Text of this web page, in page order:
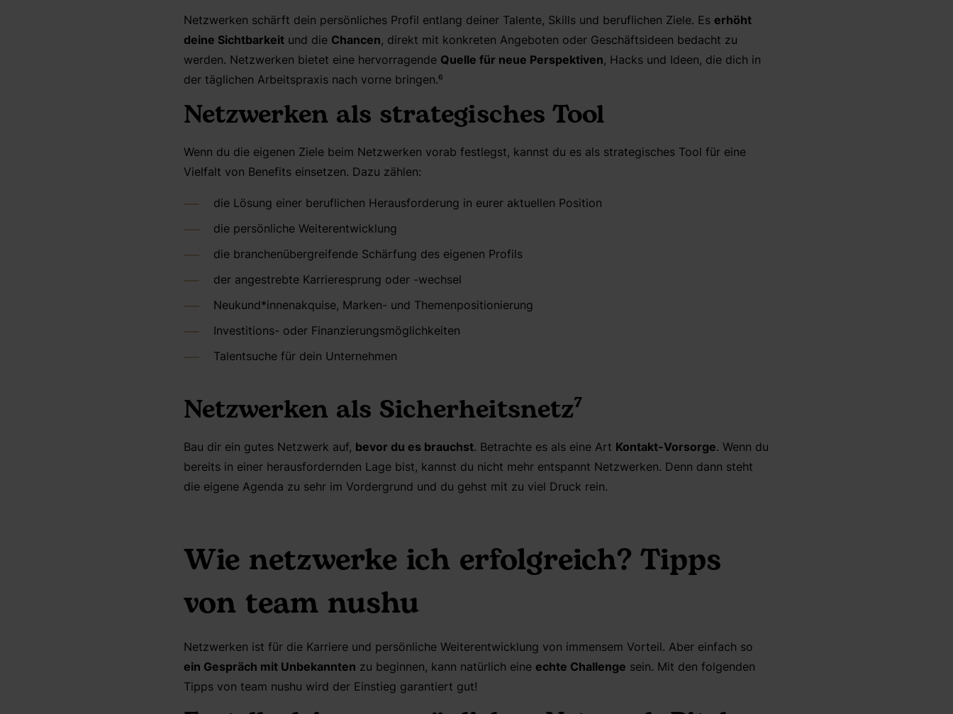
Netzwerken schärft dein persönliches Profil entlang deiner Talente, Skills und beruflichen Ziele. Es erhöht
deine Sichtbarkeitund die Chancen, direkt mit konkreten Angeboten oder Geschäftsideen bedacht zu
werden. Netzwerken bietet eine hervorragende Quelle für neue Perspektiven, Hacks und Ideen, die dich in
der täglichen Arbeitspraxis nach vorne bringen.⁶
Netzwerken als strategisches Tool
Wenn du die eigenen Ziele beim Netzwerken vorab festlegst, kannst du es als strategisches Tool für eine
Vielfalt von Benefits einsetzen. Dazu zählen:
die Lösung einer beruflichen Herausforderung in eurer aktuellen Position
die persönliche Weiterentwicklung
die branchenübergreifende Schärfung des eigenen Profils
der angestrebte Karrieresprung oder -wechsel
Neukund*innenakquise, Marken- und Themenpositionierung
Investitions- oder Finanzierungsmöglichkeiten
Talentsuche für dein Unternehmen
Netzwerken als Sicherheitsnetz⁷
Bau dir ein gutes Netzwerk auf, bevor du es brauchst. Betrachte es als eine Art Kontakt-Vorsorge. Wenn du
bereits in einer herausfordernden Lage bist, kannst du nicht mehr entspannt Netzwerken. Denn dann steht
die eigene Agenda zu sehr im Vordergrund und du gehst mit zu viel Druck rein.
Wie netzwerke ich erfolgreich? Tipps
von team nushu
Netzwerken ist für die Karriere und persönliche Weiterentwicklung von immensem Vorteil. Aber einfach so
ein Gespräch mit Unbekannten zu beginnen, kann natürlich eine echte Challenge sein. Mit den folgenden
Tipps von team nushu wird der Einstieg garantiert gut!